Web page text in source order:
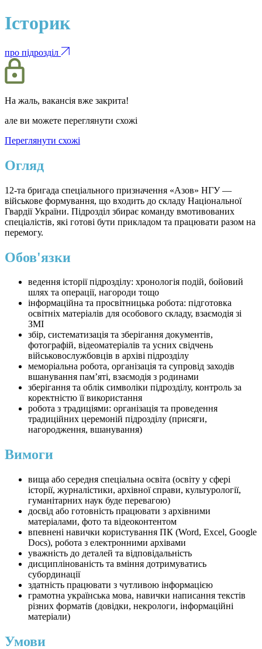
Історик
про підрозділ
На жаль, вакансія вже закрита!
але ви можете переглянути схожі
Переглянути схожі
Огляд
12-та бригада спеціального призначення «Азов» НГУ —
військове формування, що входить до складу Національної
Гвардії України. Підрозділ збирає команду вмотивованих
спеціалістів, які готові бути прикладом та працювати разом на
перемогу.
Обов'язки
ведення історії підрозділу: хронологія подій, бойовий
шлях та операції, нагороди тощо
інформаційна та просвітницька робота: підготовка
освітніх матеріалів для особового складу, взаємодія зі
ЗМІ
збір, систематизація та зберігання документів,
фотографій, відеоматеріалів та усних свідчень
військовослужбовців в архіві підрозділу
меморіальна робота, організація та супровід заходів
вшанування памʼяті, взаємодія з родинами
зберігання та облік символіки підрозділу, контроль за
коректністю її використання
робота з традиціями: організація та проведення
традиційних церемоній підрозділу (присяги,
нагородження, вшанування)
Вимоги
вища або середня спеціальна освіта (освіту у сфері
історії, журналістики, архівної справи, культурології,
гуманітарних наук буде перевагою)
досвід або готовність працювати з архівними
матеріалами, фото та відеоконтентом
впевнені навички користування ПК (Word, Excel, Google
Docs), робота з електронними архівами
уважність до деталей та відповідальність
дисциплінованість та вміння дотримуватись
субординації
здатність працювати з чутливою інформацією
грамотна українська мова, навички написання текстів
різних форматів (довідки, некрологи, інформаційні
матеріали)
Умови